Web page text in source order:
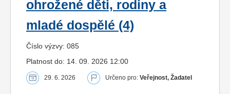
ohrožené děti, rodiny a
mladé dospělé (4)
Číslo výzvy: 085
Platnost do: 14. 09. 2026 12:00
29. 6. 2026 Určeno pro: Veřejnost, Žadatel